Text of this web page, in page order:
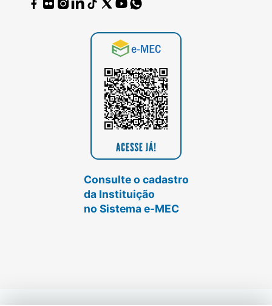
Consulte o cadastro
da Instituição
no Sistema e-MEC